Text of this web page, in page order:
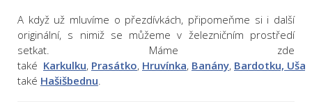
A když už mluvíme o přezdívkách, připomeňme si i další
originální, s nimiž se můžeme v železničním prostředí
setkat. Máme zde
také Karkulku, Prasátko, Hruvínka, Banány, Bardotku,
také Hašišbednu